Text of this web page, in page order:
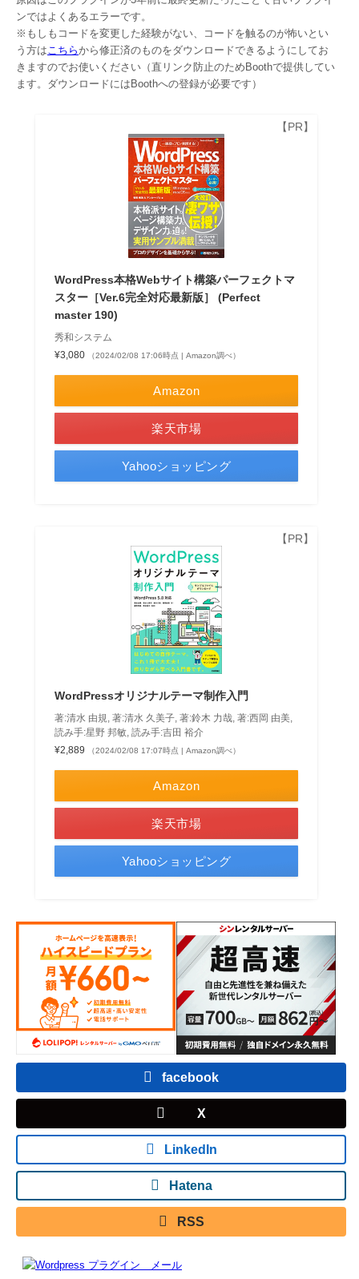
ンではよくあるエラーです。
※もしもコードを変更した経験がない、コードを触るのが怖いとい
う方は こちらから修正済のものをダウンロードできるようにしてお
きますのでお使いください（直リンク防止のためBoothで提供してい
ます。ダウンロードにはBoothへの登録が必要です）
WordPress本格Webサイト構築パーフェクトマ
スター［Ver.6完全対応最新版］ (Perfect
master 190)
秀和システム
¥3,080
（2024/02/08 17:06時点 | Amazon調べ）
Amazon
楽天市場
Yahooショッピング
WordPressオリジナルテーマ制作入門
著:清水 由規, 著:清水 久美子, 著:鈴木 力哉, 著:西岡 由美,
読み手:星野 邦敏, 読み手:吉田 裕介
¥2,889
（2024/02/08 17:07時点 | Amazon調べ）
Amazon
楽天市場
Yahooショッピング
facebook
X
LinkedIn
Hatena
RSS